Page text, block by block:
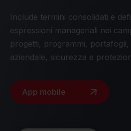
Include termini consolidati e
espressioni manageriali nei
progetti, programmi,
aziendale, sicurezza e
App mobile